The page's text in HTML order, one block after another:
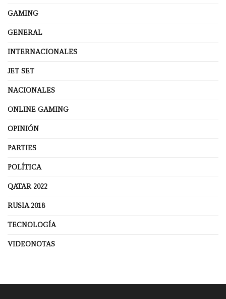
GAMING
GENERAL
INTERNACIONALES
JET SET
NACIONALES
ONLINE GAMING
OPINIÓN
PARTIES
POLÍTICA
QATAR 2022
RUSIA 2018
TECNOLOGÍA
VIDEONOTAS